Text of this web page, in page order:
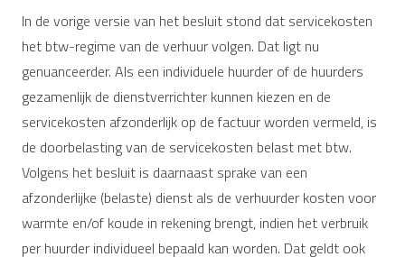
In de vorige versie van het besluit stond dat servicekosten
het btw-regime van de verhuur volgen. Dat ligt nu
genuanceerder. Als een individuele huurder of de huurders
gezamenlijk de dienstverrichter kunnen kiezen en de
servicekosten afzonderlijk op de factuur worden vermeld, is
de doorbelasting van de servicekosten belast met btw.
Volgens het besluit is daarnaast sprake van een
afzonderlijke (belaste) dienst als de verhuurder kosten voor
warmte en/of koude in rekening brengt, indien het verbruik
per huurder individueel bepaald kan worden. Dat geldt ook